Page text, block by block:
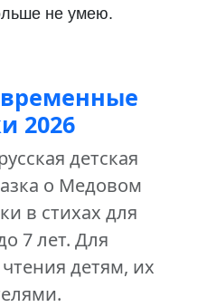
не умею.
2026
детская
о Медовом
в стихах для
7 лет. Для
детям, их